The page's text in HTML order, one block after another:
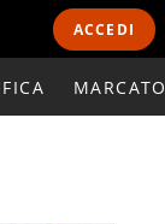
ACCEDI